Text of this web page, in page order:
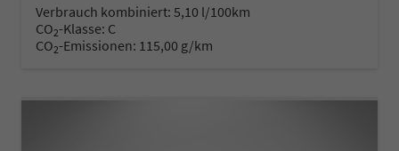
Verbrauch kombiniert: 5,10 l/100km
CO2-Klasse: C
CO2-Emissionen: 115,00 g/km